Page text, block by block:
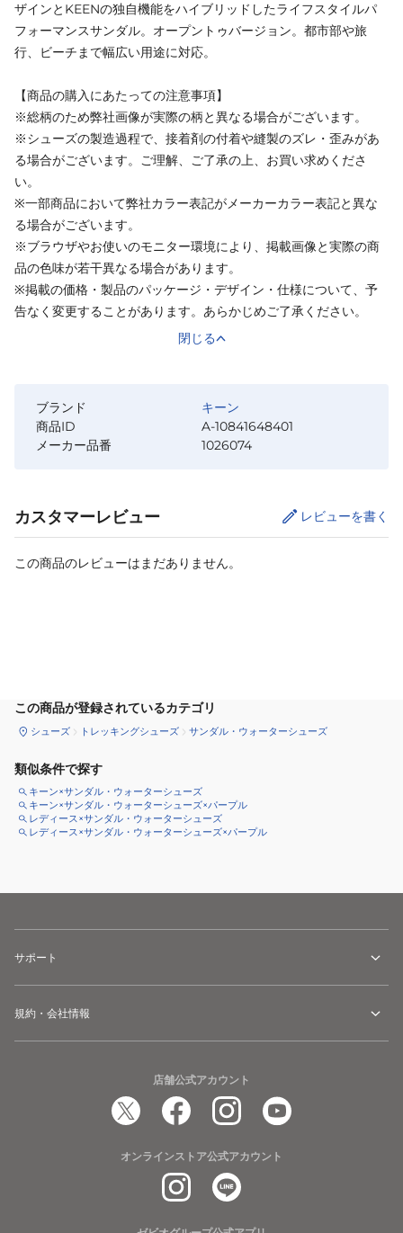
ザインとKEENの独自機能をハイブリッドしたライフスタイルパ
フォーマンスサンダル。オープントゥバージョン。都市部や旅
行、ビーチまで幅広い用途に対応。
【商品の購入にあたっての注意事項】
※総柄のため弊社画像が実際の柄と異なる場合がございます。
※シューズの製造過程で、接着剤の付着や縫製のズレ・歪みがあ
る場合がございます。ご理解、ご了承の上、お買い求めくださ
い。
※一部商品において弊社カラー表記がメーカーカラー表記と異な
る場合がございます。
※ブラウザやお使いのモニター環境により、掲載画像と実際の商
品の色味が若干異なる場合があります。
※掲載の価格・製品のパッケージ・デザイン・仕様について、予
告なく変更することがあります。あらかじめご了承ください。
閉じる
ブランド
キーン
商品ID
A-10841648401
メーカー品番
1026074
カスタマーレビュー レビューを書く
この商品のレビューはまだありません。
この商品が登録されているカテゴリ
シューズ トレッキングシューズ サンダル・ウォーターシューズ
類似条件で探す
キーン×サンダル・ウォーターシューズ
キーン×サンダル・ウォーターシューズ×パープル
レディース×サンダル・ウォーターシューズ
レディース×サンダル・ウォーターシューズ×パープル
サポート
規約・会社情報
店舗公式アカウント
オンラインストア公式アカウント